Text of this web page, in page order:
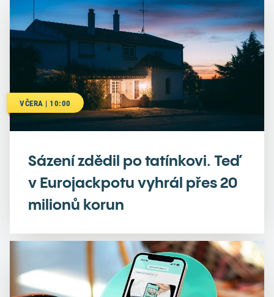
VČERA | 10:00
Sázení zdědil po tatínkovi. Teď
v Eurojackpotu vyhrál přes 20
milionů korun